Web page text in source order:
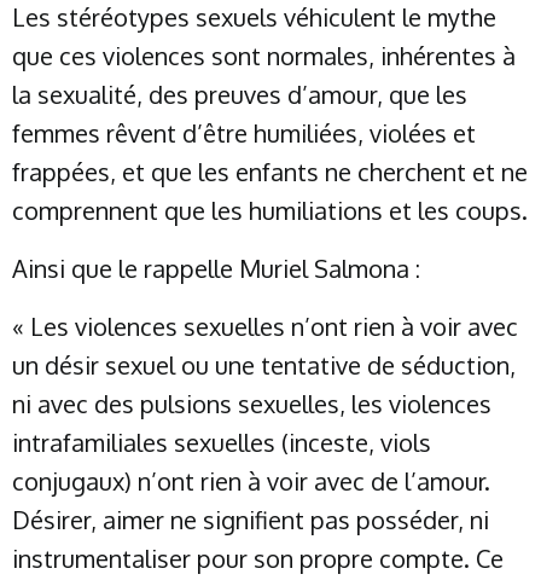
Les stéréotypes sexuels véhiculent le mythe
que ces violences sont normales, inhérentes à
la sexualité, des preuves d’amour, que les
femmes rêvent d’être humiliées, violées et
frappées, et que les enfants ne cherchent et ne
comprennent que les humiliations et les coups.
Ainsi que le rappelle Muriel Salmona :
« Les violences sexuelles n’ont rien à voir avec
un désir sexuel ou une tentative de séduction,
ni avec des pulsions sexuelles, les violences
intrafamiliales sexuelles (inceste, viols
conjugaux) n’ont rien à voir avec de l’amour.
Désirer, aimer ne signifient pas posséder, ni
instrumentaliser pour son propre compte. Ce